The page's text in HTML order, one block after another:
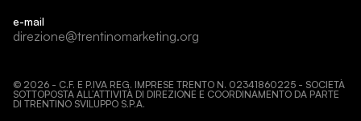
e-mail
direzione@trentinomarketing.org
© 2026 - C.F. E P.IVA REG. IMPRESE TRENTO N. 02341860225 - SOCIETÀ
SOTTOPOSTA ALL’ATTIVITÀ DI DIREZIONE E COORDINAMENTO DA PARTE
DI TRENTINO SVILUPPO S.P.A.